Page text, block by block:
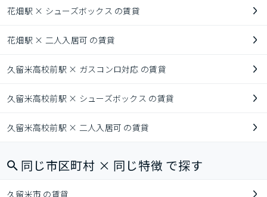
花畑駅 × シューズボックス の賃貸
花畑駅 × 二人入居可 の賃貸
久留米高校前駅 × ガスコンロ対応 の賃貸
久留米高校前駅 × シューズボックス の賃貸
久留米高校前駅 × 二人入居可 の賃貸
同じ市区町村 × 同じ特徴 で探す
久留米市 の賃貸